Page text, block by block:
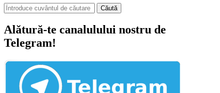
Căută
Alătură-te canalulului nostru de
Telegram!